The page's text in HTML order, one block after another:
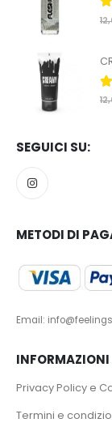
SEGUICI SU:
METODI DI
Email:
INFORMAZIONI
Privacy Policy e
Termini e